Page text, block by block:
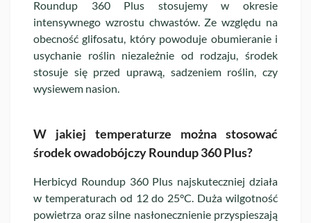
Roundup 360 Plus stosujemy w okresie
intensywnego wzrostu chwastów. Ze względu na
obecność glifosatu, który powoduje obumieranie i
usychanie roślin niezależnie od rodzaju, środek
stosuje się przed uprawą, sadzeniem roślin, czy
wysiewem nasion.
W jakiej temperaturze można stosować
środek owadobójczy Roundup 360 Plus?
Herbicyd Roundup 360 Plus najskuteczniej działa
w temperaturach od 12 do 25°C. Duża wilgotność
powietrza oraz silne nasłonecznienie przyspieszają